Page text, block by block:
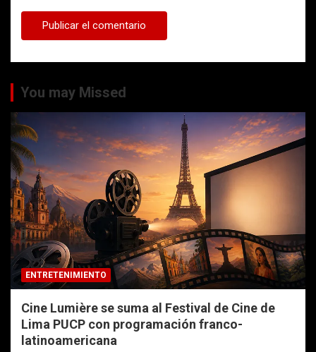
You may Missed
ENTRETENIMIENTO
Cine Lumière se suma al Festival de Cine de
Lima PUCP con programación franco-
latinoamericana